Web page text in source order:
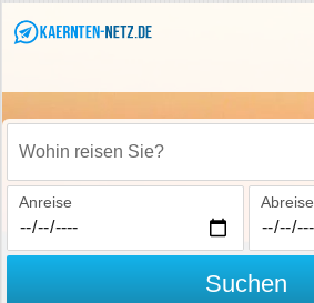
Wohin reisen Sie?
Anreise Abreise
Suchen